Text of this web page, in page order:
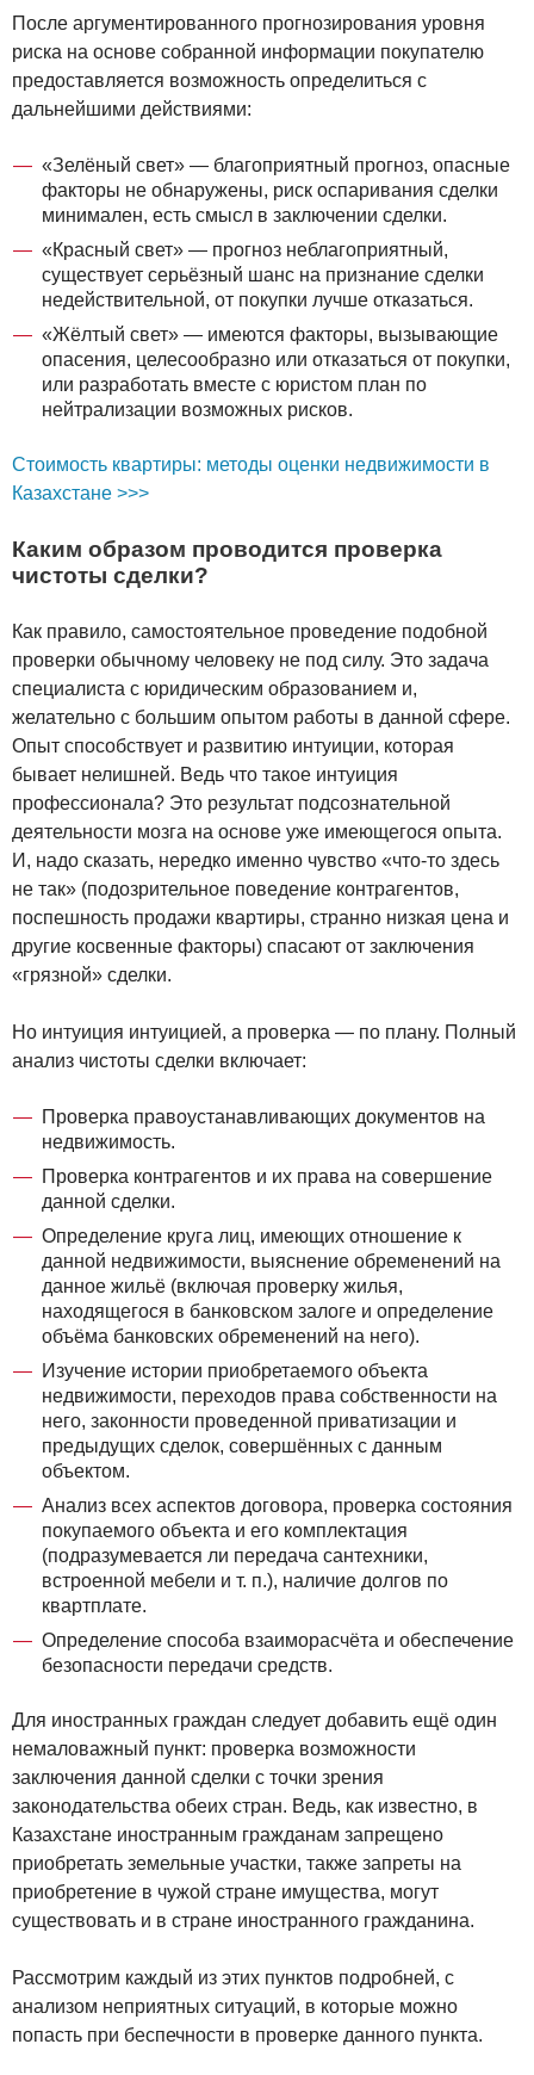
После аргументированного прогнозирования уровня
риска на основе собранной информации покупателю
предоставляется возможность определиться с
дальнейшими действиями:
«Зелёный свет» — благоприятный прогноз, опасные
факторы не обнаружены, риск оспаривания сделки
минимален, есть смысл в заключении сделки.
«Красный свет» — прогноз неблагоприятный,
существует серьёзный шанс на признание сделки
недействительной, от покупки лучше отказаться.
«Жёлтый свет» — имеются факторы, вызывающие
опасения, целесообразно или отказаться от покупки,
или разработать вместе с юристом план по
нейтрализации возможных рисков.
Стоимость квартиры: методы оценки недвижимости в
Казахстане >>>
Каким образом проводится проверка
чистоты сделки?
Как правило, самостоятельное проведение подобной
проверки обычному человеку не под силу. Это задача
специалиста с юридическим образованием и,
желательно с большим опытом работы в данной сфере.
Опыт способствует и развитию интуиции, которая
бывает нелишней. Ведь что такое интуиция
профессионала? Это результат подсознательной
деятельности мозга на основе уже имеющегося опыта.
И, надо сказать, нередко именно чувство «что-то здесь
не так» (подозрительное поведение контрагентов,
поспешность продажи квартиры, странно низкая цена и
другие косвенные факторы) спасают от заключения
«грязной» сделки.
Но интуиция интуицией, а проверка — по плану. Полный
анализ чистоты сделки включает:
Проверка правоустанавливающих документов на
недвижимость.
Проверка контрагентов и их права на совершение
данной сделки.
Определение круга лиц, имеющих отношение к
данной недвижимости, выяснение обременений на
данное жильё (включая проверку жилья,
находящегося в банковском залоге и определение
объёма банковских обременений на него).
Изучение истории приобретаемого объекта
недвижимости, переходов права собственности на
него, законности проведенной приватизации и
предыдущих сделок, совершённых с данным
объектом.
Анализ всех аспектов договора, проверка состояния
покупаемого объекта и его комплектация
(подразумевается ли передача сантехники,
встроенной мебели и т. п.), наличие долгов по
квартплате.
Определение способа взаиморасчёта и обеспечение
безопасности передачи средств.
Для иностранных граждан следует добавить ещё один
немаловажный пункт: проверка возможности
заключения данной сделки с точки зрения
законодательства обеих стран. Ведь, как известно, в
Казахстане иностранным гражданам запрещено
приобретать земельные участки, также запреты на
приобретение в чужой стране имущества, могут
существовать и в стране иностранного гражданина.
Рассмотрим каждый из этих пунктов подробней, с
анализом неприятных ситуаций, в которые можно
попасть при беспечности в проверке данного пункта.